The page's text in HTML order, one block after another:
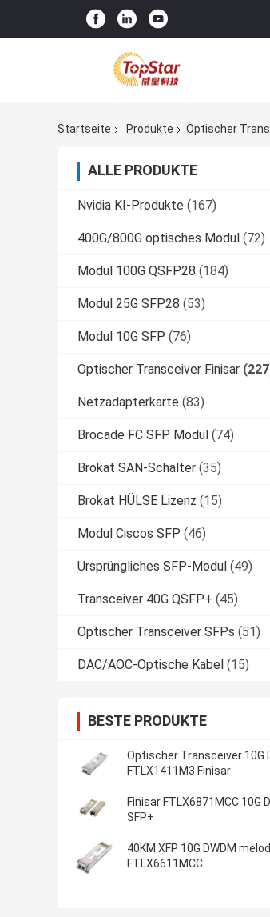
Startseite
Produkte Optischer
ALLE PRODUKTE
Nvidia KI-Produkte (167)
400G/800G optisches Modul (72)
Modul 100G QSFP28 (184)
Modul 25G SFP28 (53)
Modul 10G SFP (76)
Optischer Transceiver Finisar
Netzadapterkarte (83)
Brocade FC SFP Modul (74)
Brokat SAN-Schalter (35)
Brokat HÜLSE Lizenz (15)
Modul Ciscos SFP (46)
Ursprüngliches SFP-Modul (49)
Transceiver 40G QSFP+ (45)
Optischer Transceiver SFPs (51)
DAC/AOC-Optische Kabel (15)
BESTE PRODUKTE
Optischer Transceiver 10G
FTLX1411M3 Finisar
Finisar FTLX6871MCC 10G
SFP+
40KM XFP 10G DWDM
FTLX6611MCC